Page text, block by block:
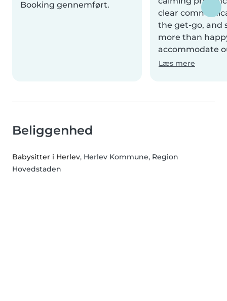
Booking gennemført.
clear
the get-go, and
more than
accommodate
Læs mere
Beliggenhed
Babysitter i Herlev, Herlev Kommune, Region
Hovedstaden